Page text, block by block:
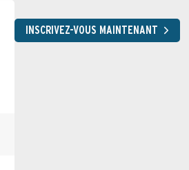
INSCRIVEZ-VOUS MAINTENANT